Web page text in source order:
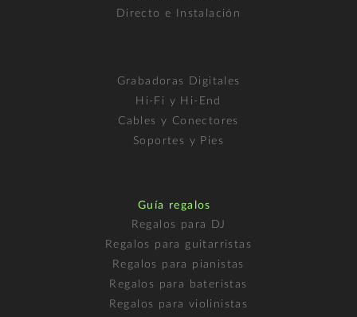
Directo e Instalación
Grabadoras Digitales
Hi-Fi y Hi-End
Cables y Conectores
Soportes y Pies
Guía regalos
Regalos para DJ
Regalos para guitarristas
Regalos para pianistas
Regalos para bateristas
Regalos para violinistas